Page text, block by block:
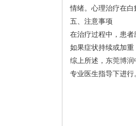
情绪。心理治疗在白
五、注意事项
在治疗过程中，患者
如果症状持续或加重
综上所述， 东莞博润
专业医生指导下进行